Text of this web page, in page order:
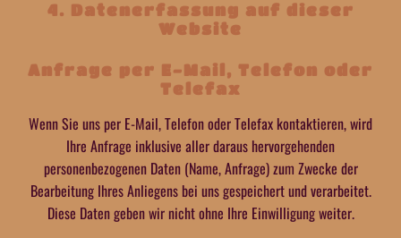
4. Datenerfassung auf dieser
Website
Anfrage per E-Mail, Telefon oder
Telefax
Wenn Sie uns per E-Mail, Telefon oder Telefax kontaktieren, wird
Ihre Anfrage inklusive aller daraus hervorgehenden
personenbezogenen Daten (Name, Anfrage) zum Zwecke der
Bearbeitung Ihres Anliegens bei uns gespeichert und verarbeitet.
Diese Daten geben wir nicht ohne Ihre Einwilligung weiter.